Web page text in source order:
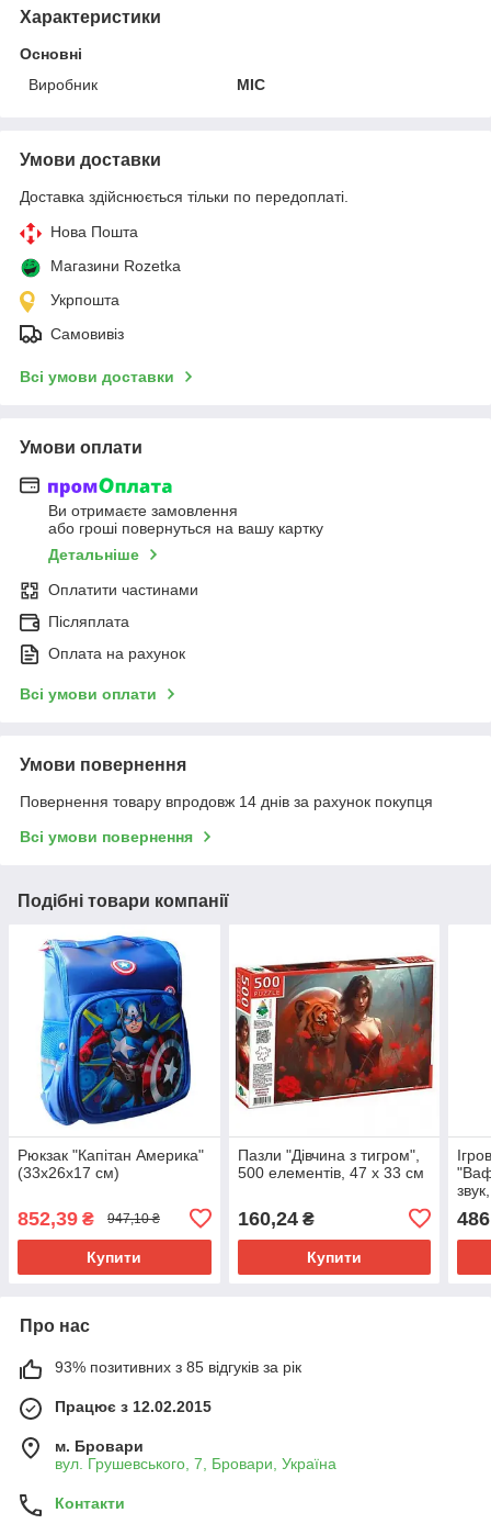
Характеристики
Основні
Виробник
MIC
Умови доставки
Доставка здійснюється тільки по передоплаті.
Нова Пошта
Магазини Rozetka
Укрпошта
Самовивіз
Всі умови доставки
Умови оплати
Ви отримаєте замовлення
або гроші повернуться на вашу картку
Детальніше
Оплатити частинами
Післяплата
Оплата на рахунок
Всі умови оплати
Умови повернення
Повернення товару впродовж 14 днів за рахунок покупця
Всі умови повернення
Подібні товари компанії
Рюкзак "Капітан Америка"
(33х26х17 см)
852,39 ₴ 947,10 ₴
Купити
Пазли "Дівчина з тигром",
500 елементів, 47 х 33 см
160,24₴
Купити
Про нас
93% позитивних з 85 відгуків за рік
Працює з 12.02.2015
м. Бровари
вул. Грушевського, 7, Бровари, Україна
Контакти